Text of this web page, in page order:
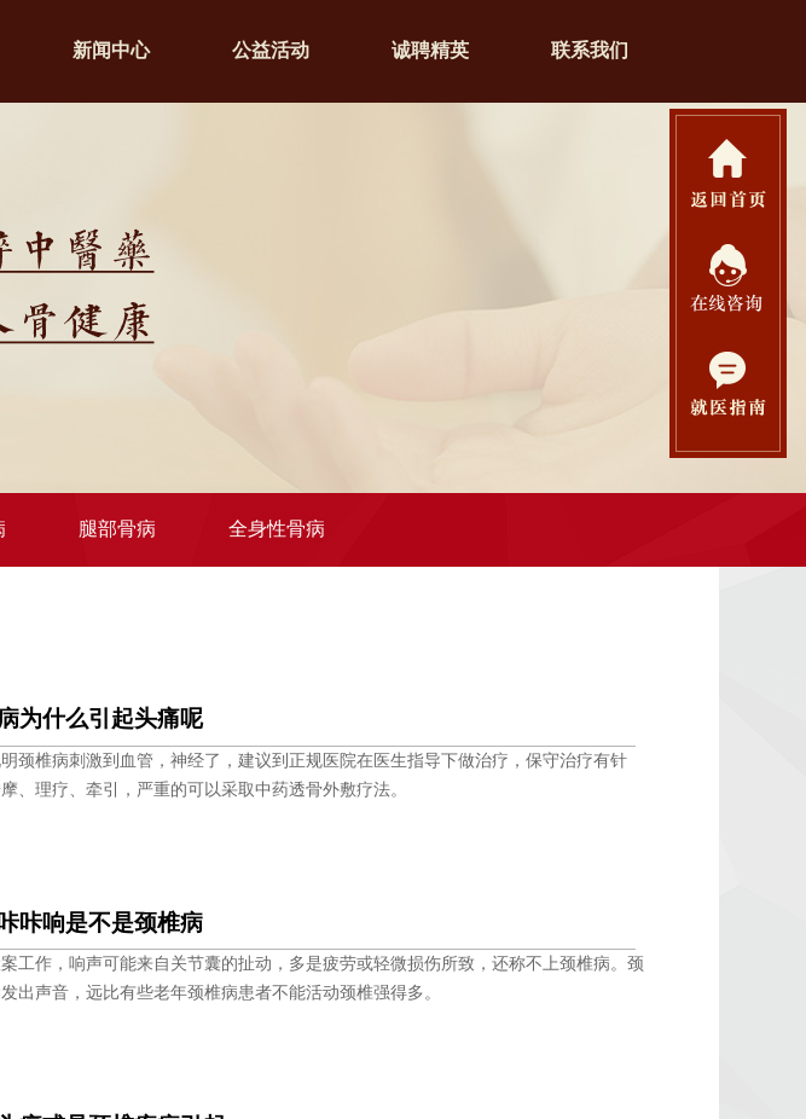
新闻中心 公益活动 诚聘精英 联系我们
腿部骨病 全身性骨病
为什么引起头痛呢
颈椎病刺激到血管，神经了，建议到正规医院在医生指导下做治疗，保守治疗有针
、理疗、牵引，严重的可以采取中药透骨外敷疗法。
咔响是不是颈椎病
工作，响声可能来自关节囊的扯动，多是疲劳或轻微损伤所致，还称不上颈椎病。颈
出声音，远比有些老年颈椎病患者不能活动颈椎强得多。